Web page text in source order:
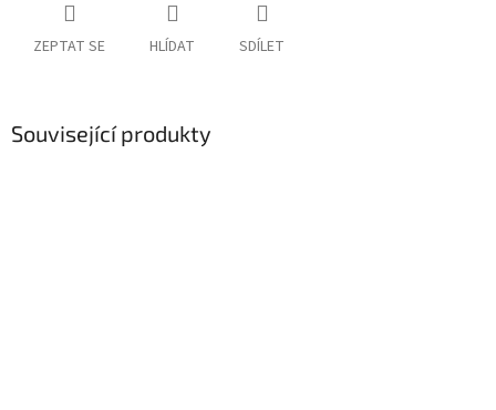
ZEPTAT SE HLÍDAT SDÍLET
Související produkty